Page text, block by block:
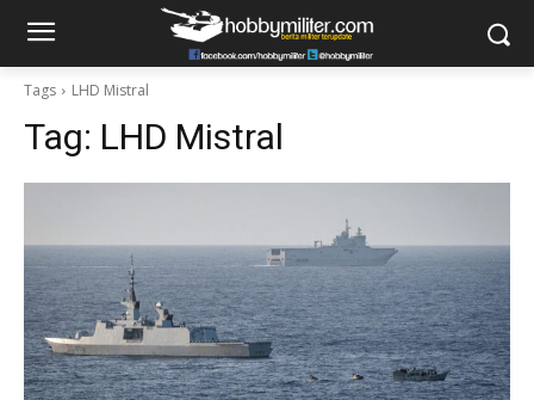
Tags LHD Mistral
Tag: LHD Mistral